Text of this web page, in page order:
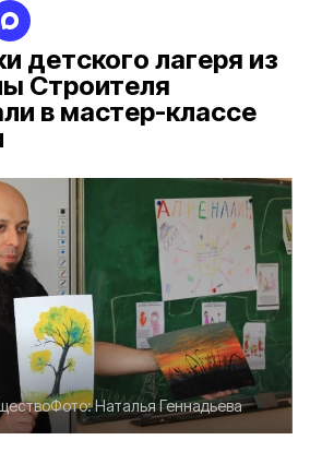
детского лагеря из
Строителя
в мастер-классе
Фото:Наталья Геннадьева